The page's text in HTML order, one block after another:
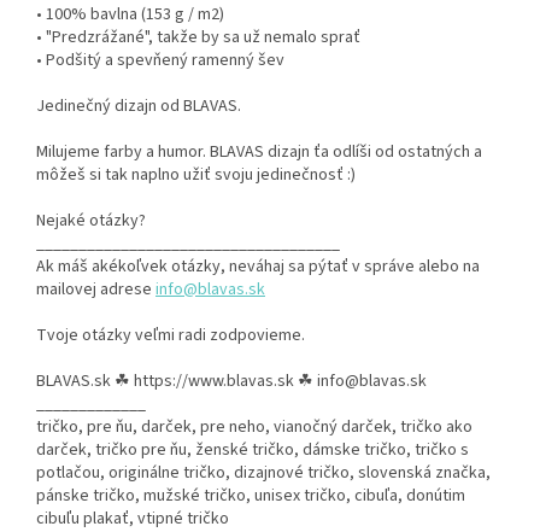
• 100% bavlna (153 g / m2)
• "Predzrážané", takže by sa už nemalo sprať
• Podšitý a spevňený ramenný šev
Jedinečný dizajn od BLAVAS.
Milujeme farby a humor. BLAVAS dizajn ťa odlíši od ostatných a
môžeš si tak naplno užiť svoju jedinečnosť :)
Nejaké otázky?
Ak máš akékoľvek otázky, neváhaj sa pýtať v správe alebo na
mailovej adrese info@blavas.sk
Tvoje otázky veľmi radi zodpovieme.
BLAVAS.sk ☘ https://www.blavas.sk ☘ info@blavas.sk
tričko, pre ňu, darček, pre neho, vianočný darček, tričko ako
darček, tričko pre ňu, ženské tričko, dámske tričko, tričko s
potlačou, originálne tričko, dizajnové tričko, slovenská značka,
pánske tričko, mužské tričko, unisex tričko, cibuľa, donútim
cibuľu plakať, vtipné tričko